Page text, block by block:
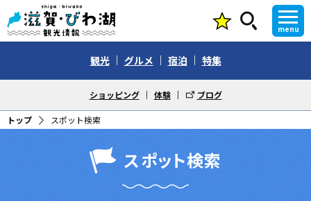
menu
観光 グルメ 宿泊 特集
ショッピング 体験 ブログ
トップ スポット検索
スポット検索